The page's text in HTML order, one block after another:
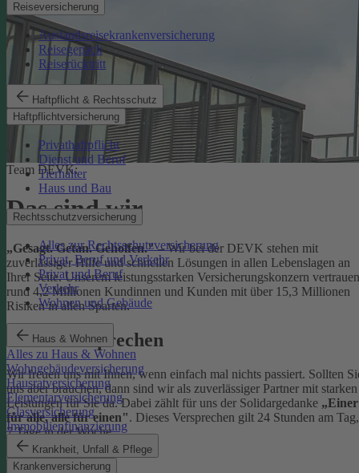
Reiseversicherung
Auslandsreisekrankenversicherung
Reisegepäck
Reiserücktritt
Haftpflicht & Rechtsschutz
Haftpflichtversicherung
Privathaftpflicht
Dienst und Beruf
Tierhalter
Haus und Bau
Rechtsschutzversicherung
Alles zur Rechtsschutzversicherung
Privat, Beruf und Verkehr
Privat und Beruf
Verkehr
Wohnen und Gebäude
Haus & Wohnen
Alles zu Haus & Wohnen
Wohngebäudeversicherung
Hausratversicherung
Elementarversicherung
Glasversicherung
Immobilienfinanzierung
Krankheit, Unfall & Pflege
Krankenversicherung
Team DEVK:
Das sind wir
„Gesagt. Getan. Geholfen."– Wir bei der DEVK stehen mit
zuverlässiger Hilfe und schnellen Lösungen in allen Lebenslagen an
Ihrer Seite. Unserem leistungsstarken Versicherungskonzern vertrauen
rund 4,2 Millionen Kundinnen und Kunden mit über 15,3 Millionen
Risiken in allen Sparten.
Unser Versprechen
Wir freuen uns mit Ihnen, wenn einfach mal nichts passiert. Sollten
uns aber brauchen, dann sind wir als zuverlässiger Partner mit starken
Leistungen für Sie da. Dabei zählt für uns der Solidargedanke „Einer
für alle, alle für einen". Dieses Versprechen gilt 24 Stunden am Tag,
7 Tage in der Woche.
Ehrlich